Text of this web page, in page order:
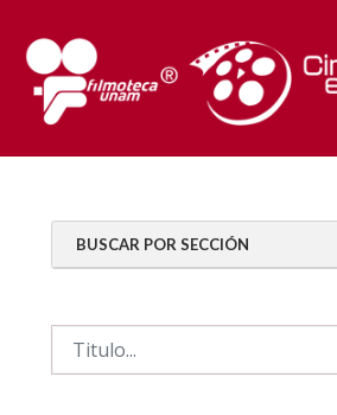
contenido
BUSCAR POR SECCIÓN